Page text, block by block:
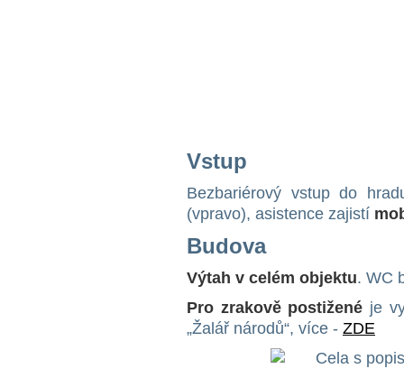
Vstup
Bezbariérový vstup do
(vpravo), asistence zajistí
Budova
Výtah v celém objektu. WC
Pro zrakově postižené je
„Žalář národů“, více - ZDE